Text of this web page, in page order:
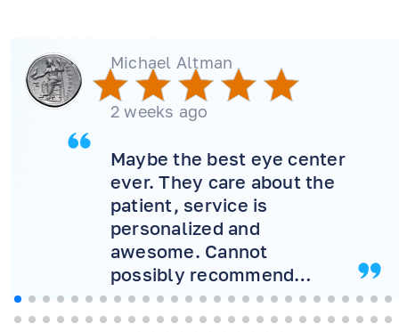
Michael Altman
2 weeks ago
Maybe the best eye center
ever. They care about the
patient, service is
personalized and
awesome. Cannot
possibly recommend
more! Will never consider
another doctor.